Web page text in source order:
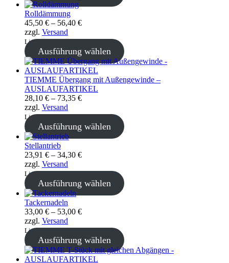
Rolldämmung
45,50 € – 56,40 €Preisspanne:
bis
56,40 €
zzgl. Versand
Lieferzeit: sofort lieferbar
Ausführung wählen
TIEMME Übergang mit Außengewinde –
AUSLAUFARTIKEL
28,10 € – 73,35 €Preisspanne:
bis
73,35 €
zzgl. Versand
Lieferzeit: sofort lieferbar
Ausführung wählen
Stellantrieb
23,91 € – 34,30 €Preisspanne:
bis
34,30 €
zzgl. Versand
Lieferzeit: ca. 2-3 Werktage
Ausführung wählen
Tackernadeln
33,00 € – 53,00 €Preisspanne:
bis
53,00 €
zzgl. Versand
Lieferzeit: sofort lieferbar
Ausführung wählen